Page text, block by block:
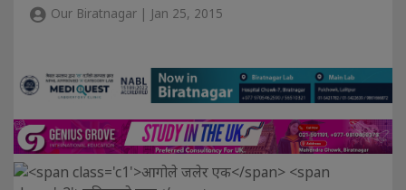
Our Biratnagar | Jan 25, 2015